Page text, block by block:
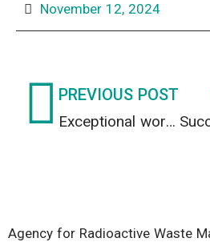
November 12, 2024
Prev
PREVIOUS POST
Exceptional work at the LILW disposal facility construction site
Agency for Radioactive Waste